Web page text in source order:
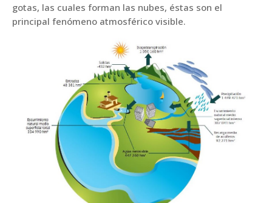
gotas, las cuales forman las nubes, éstas son el
principal fenómeno atmosférico visible.